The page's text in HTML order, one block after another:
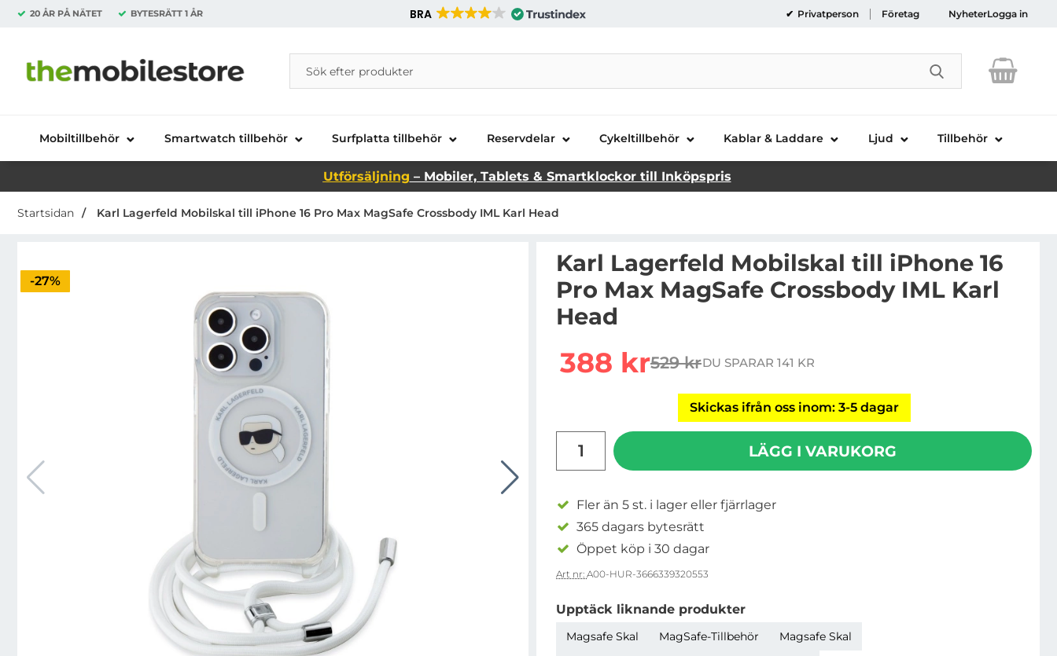
20 ÅR PÅ NÄTET BYTESRÄTT 1 ÅR BRA Privatperson Företag NyheterLogga in
Startsidan för Danira Telecom AB
Sök
Sök på Danira Telecom AB
Genomför
Mobiltillbehör Smartwatch tillbehör Surfplatta tillbehör Reservdelar Cykeltillbehör Kablar & Laddare Ljud Tillbehör
Utförsäljning – Mobiler, Tablets & Smartklockor till Inköpspris
Startsidan Karl Lagerfeld Mobilskal till iPhone 16 Pro Max MagSafe Crossbody IML Karl Head
Priset är nedsatt med
-27%
Karl Lagerfeld Mobilskal till iPhone 16
Pro Max MagSafe Crossbody IML Karl
Head
rea pris
388 krtidigare pris
529 krDU SPARAR 141 KR
Skickas ifrån oss inom: 3-5 dagar
LÄGG I VARUKORG
Fler än 5 st. i lager eller fjärrlager
365 dagars bytesrätt
Öppet köp i 30 dagar
Art nr: A00-HUR-3666339320553
Upptäck liknande produkter
Magsafe Skal MagSafe-Tillbehör
Magsafe Skal